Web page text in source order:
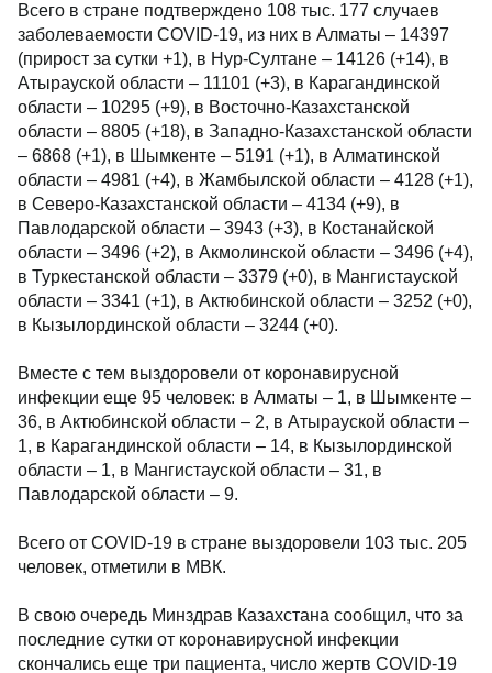
Всего в стране подтверждено 108 тыс. 177 случаев
заболеваемости COVID-19, из них в Алматы – 14397
(прирост за сутки +1), в Нур-Султане – 14126 (+14), в
Атырауской области – 11101 (+3), в Карагандинской
области – 10295 (+9), в Восточно-Казахстанской
области – 8805 (+18), в Западно-Казахстанской области
– 6868 (+1), в Шымкенте – 5191 (+1), в Алматинской
области – 4981 (+4), в Жамбылской области – 4128 (+1),
в Северо-Казахстанской области – 4134 (+9), в
Павлодарской области – 3943 (+3), в Костанайской
области – 3496 (+2), в Акмолинской области – 3496 (+4),
в Туркестанской области – 3379 (+0), в Мангистауской
области – 3341 (+1), в Актюбинской области – 3252 (+0),
в Кызылординской области – 3244 (+0).
Вместе с тем выздоровели от коронавирусной
инфекции еще 95 человек: в Алматы – 1, в Шымкенте –
36, в Актюбинской области – 2, в Атырауской области –
1, в Карагандинской области – 14, в Кызылординской
области – 1, в Мангистауской области – 31, в
Павлодарской области – 9.
Всего от COVID-19 в стране выздоровели 103 тыс. 205
человек, отметили в МВК.
В свою очередь Минздрав Казахстана сообщил, что за
последние сутки от коронавирусной инфекции
скончались еще три пациента, число жертв COVID-19